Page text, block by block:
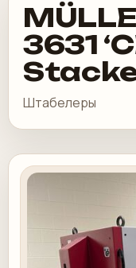
3631
Штабелеры